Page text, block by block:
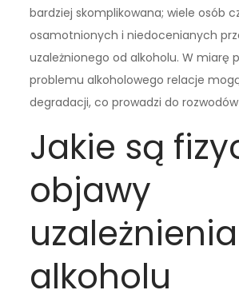
bardziej skomplikowana; wiele osób
osamotnionych i niedocenianych
uzależnionego od alkoholu. W miarę
problemu alkoholowego relacje
degradacji, co prowadzi do
Jakie są
objawy
alkoholu